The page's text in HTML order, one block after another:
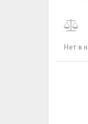
Нет в